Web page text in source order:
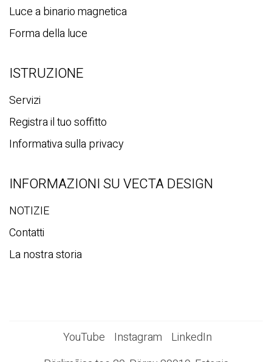
Luce a binario magnetica
Forma della luce
ISTRUZIONE
Servizi
Registra il tuo soffitto
Informativa sulla privacy
INFORMAZIONI SU VECTA DESIGN
NOTIZIE
Contatti
La nostra storia
YouTube Instagram
LinkedIn